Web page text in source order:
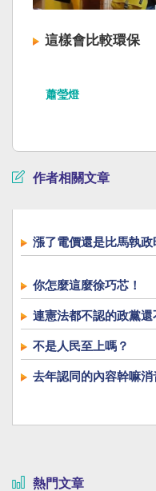
這樣會比較環保
蕭瑩燈
作者相關文章
漲了電價還是比馬執政
你怎麼這麼徐巧芯！
連憲法都不認的政黨
不是人民至上嗎？
去年認同的內容幹嘛消
熱門文章